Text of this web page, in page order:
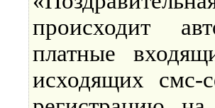
происходит
платные
исходящих смс-